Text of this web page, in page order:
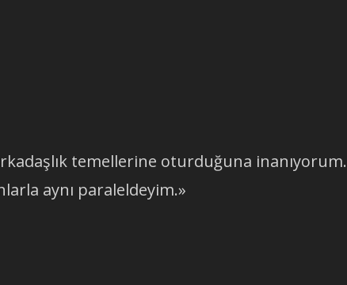
temellerine oturduğuna inanıyorum.
aynı paraleldeyim.»